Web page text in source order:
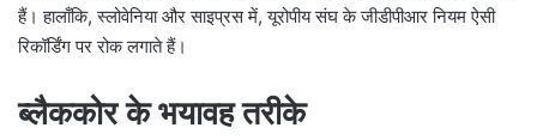
हैं। हालाँकि, स्लोवेनिया और साइप्रस में, यूरोपीय संघ के जीडीपीआर नियम ऐसी
रिकॉर्डिंग पर रोक लगाते हैं।
ब्लैककोर के भयावह तरीके